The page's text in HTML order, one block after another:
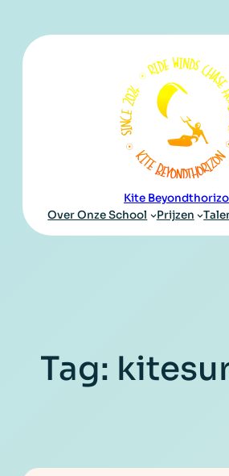
Kite
Over Onze School
Prijzen
Tag: